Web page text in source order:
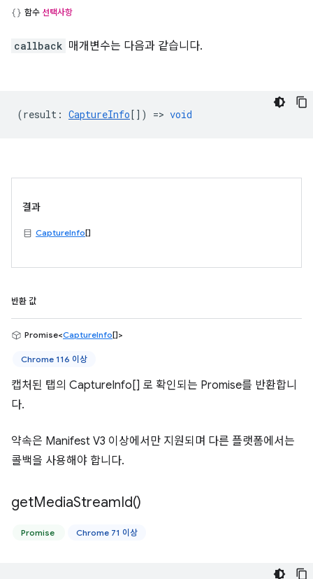
함수 선택사항
callback 매개변수는 다음과 같습니다.
(result : CaptureInfo[]) => void
결과
CaptureInfo[]
반환 값
Promise<CaptureInfo[]>
Chrome 116 이상
캡처된 탭의 CaptureInfo[] 로 확인되는 Promise를 반환합니
다.
약속은 Manifest V3 이상에서만 지원되며 다른 플랫폼에서는
콜백을 사용해야 합니다.
getMediaStreamId()
Promise Chrome 71 이상